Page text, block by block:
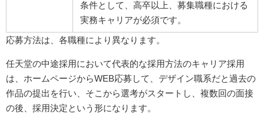
条件として、高卒以上、募集職種における
実務キャリアが必須です。
応募方法は、各職種により異なります。
任天堂の中途採用において代表的な採用方法のキャリア採用
は、ホームページからWEB応募して、デザイン職系だと過去の
作品の提出を行い、そこから選考がスタートし、複数回の面接
の後、採用決定という形になります。